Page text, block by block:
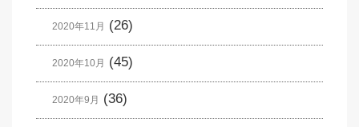
2020年11月 (26)
2020年10月 (45)
2020年9月 (36)